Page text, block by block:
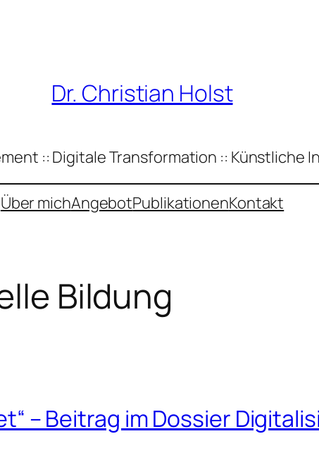
Dr. Christian Holst
:: Digitale Transformation :: Künstliche
Über michAngebotPublikationenKontakt
Bildung
– Beitrag im Dossier